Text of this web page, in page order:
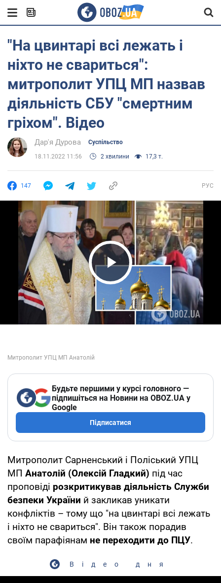
"На цвинтарі всі лежать і
ніхто не свариться":
митрополит УПЦ МП назвав
діяльність СБУ "смертним
гріхом". Відео
Дар'я Дурова Суспільство
18.11.2022 11:56 2 хвилини 17,3 т.
147 РУС
Play Video
Будьте першими у курсі головного —
підпишіться на Новини на OBOZ.UA у
Google
Підписатися
Митрополит Сарненський і Поліський УПЦ
МП Анатолій (Олексій Гладкий) під час
проповіді розкритикував діяльність Служби
безпеки України й закликав уникати
конфліктів – тому що "на цвинтарі всі лежать
і ніхто не свариться". Він також порадив
своїм парафіянам не переходити до ПЦУ.
Відео дня